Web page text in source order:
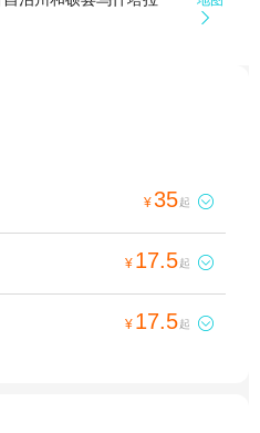

¥35起 
¥ 17.5起 
¥ 17.5起 